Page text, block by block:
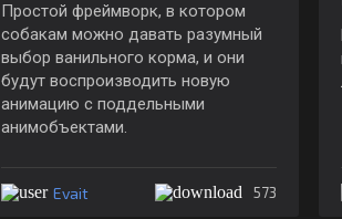
Простой фреймворк, в котором
собакам можно давать разумный
выбор ванильного корма, и они
будут воспроизводить новую
анимацию с поддельными
анимобъектами.
Evait 573